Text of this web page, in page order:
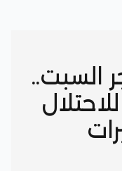
السبت..